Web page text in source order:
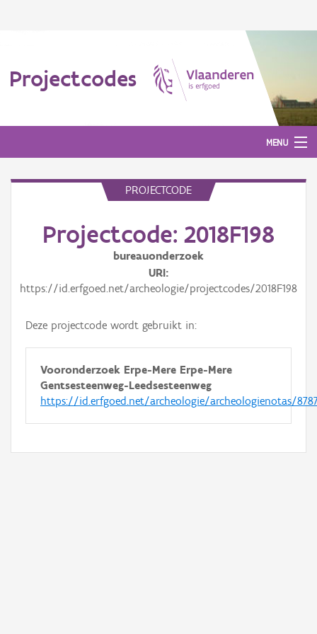
Projectcodes
MENU
PROJECTCODE
Projectcode: 2018F198
bureauonderzoek
URI
https://id.erfgoed.net/archeologie/projectcodes/2018F198
Deze projectcode wordt gebruikt in:
Vooronderzoek Erpe-Mere Erpe-Mere
Gentsesteenweg-Leedsesteenweg
https://id.erfgoed.net/archeologie/archeologienotas/